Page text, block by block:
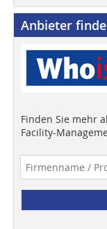
Anbieter
Finden Sie mehr
Facility-